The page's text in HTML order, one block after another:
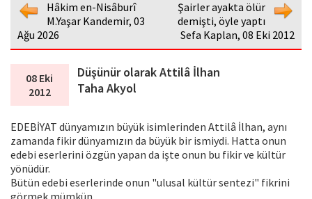
Hâkim en-Nisâburî
M.Yaşar Kandemir, 03
Ağu 2026
Şairler ayakta ölür
demişti, öyle yaptı
Sefa Kaplan, 08 Eki 2012
08 Eki
2012
Düşünür olarak Attilâ İlhan
Taha Akyol
EDEBİYAT dünyamızın büyük isimlerinden Attilâ İlhan, aynı
zamanda fikir dünyamızın da büyük bir ismiydi. Hatta onun
edebi eserlerini özgün yapan da işte onun bu fikir ve kültür
yönüdür.
Bütün edebi eserlerinde onun "ulusal kültür sentezi" fikrini